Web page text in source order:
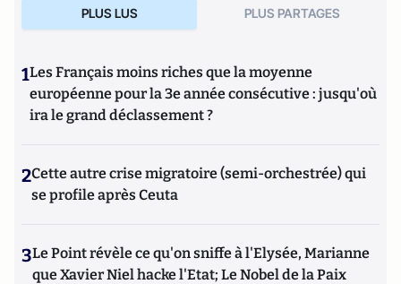
PLUS LUS PLUS PARTAGES
1Les Français moins riches que la moyenne
européenne pour la 3e année consécutive : jusqu'où
ira le grand déclassement ?
2Cette autre crise migratoire (semi-orchestrée) qui
se profile après Ceuta
3Le Point révèle ce qu'on sniffe à l'Elysée, Marianne
que Xavier Niel hacke l'Etat; Le Nobel de la Paix